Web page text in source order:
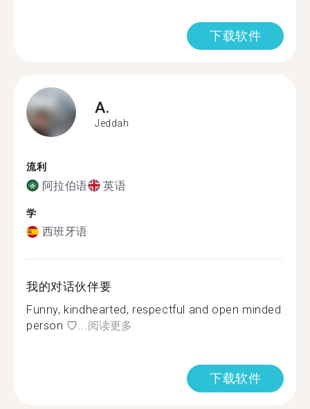
下载软件
A.
Jeddah
流利
阿拉伯语 英语
学
西班牙语
我的对话伙伴要
Funny, kindhearted, respectful and open minded
person ♡...阅读更多
下载软件